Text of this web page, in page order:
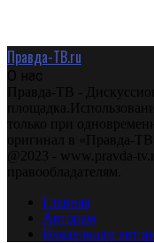
Правда-ТВ.ru
О нас
Правда-ТВ -
только при
оригинал в «Правда-ТВ»
@2023 - www.pravda-
правообладателям.
Главная
Авторам
Владельцам